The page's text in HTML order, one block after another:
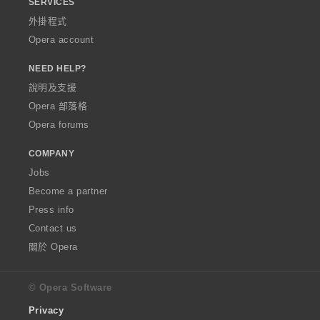
SERVICES
外掛程式
Opera account
NEED HELP?
說明及支援
Opera 部落格
Opera forums
COMPANY
Jobs
Become a partner
Press info
Contact us
關於 Opera
© Opera Software
Privacy